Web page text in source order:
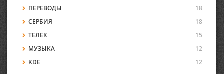
ПЕРЕВОДЫ
18
СЕРБИЯ
18
ТЕЛЕК
15
МУЗЫКА
12
KDE
12